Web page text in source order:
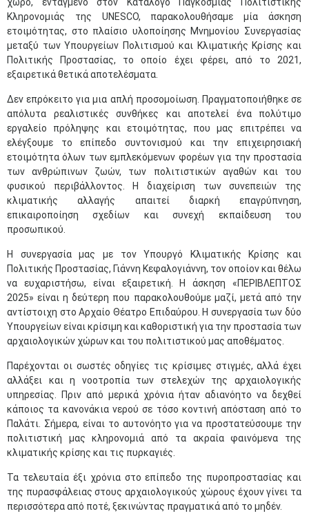
Κληρονομιάς της UNESCO, παρακολουθήσαμε μία άσκηση
ετοιμότητας, στο πλαίσιο υλοποίησης Μνημονίου Συνεργασίας
μεταξύ των Υπουργείων Πολιτισμού και Κλιματικής Κρίσης και
Πολιτικής Προστασίας, το οποίο έχει φέρει, από το 2021,
εξαιρετικά θετικά αποτελέσματα.
Δεν επρόκειτο για μια απλή προσομοίωση. Πραγματοποιήθηκε σε
απόλυτα ρεαλιστικές συνθήκες και αποτελεί ένα πολύτιμο
εργαλείο πρόληψης και ετοιμότητας, που μας επιτρέπει να
ελέγξουμε το επίπεδο συντονισμού και την επιχειρησιακή
ετοιμότητα όλων των εμπλεκόμενων φορέων για την προστασία
των ανθρώπινων ζωών, των πολιτιστικών αγαθών και του
φυσικού περιβάλλοντος. Η διαχείριση των συνεπειών της
κλιματικής αλλαγής απαιτεί διαρκή επαγρύπνηση,
επικαιροποίηση σχεδίων και συνεχή εκπαίδευση του
προσωπικού.
Η συνεργασία μας με τον Υπουργό Κλιματικής Κρίσης και
Πολιτικής Προστασίας, Γιάννη Κεφαλογιάννη, τον οποίον και θέλω
να ευχαριστήσω, είναι εξαιρετική. Η άσκηση «ΠΕΡΙΒΛΕΠΤΟΣ
2025» είναι η δεύτερη που παρακολουθούμε μαζί, μετά από την
αντίστοιχη στο Αρχαίο Θέατρο Επιδαύρου. Η συνεργασία των δύο
Υπουργείων είναι κρίσιμη και καθοριστική για την προστασία των
αρχαιολογικών χώρων και του πολιτιστικού μας αποθέματος.
Παρέχονται οι σωστές οδηγίες τις κρίσιμες στιγμές, αλλά έχει
αλλάξει και η νοοτροπία των στελεχών της αρχαιολογικής
υπηρεσίας. Πριν από μερικά χρόνια ήταν αδιανόητο να δεχθεί
κάποιος τα κανονάκια νερού σε τόσο κοντινή απόσταση από το
Παλάτι. Σήμερα, είναι το αυτονόητο για να προστατεύσουμε την
πολιτιστική μας κληρονομιά από τα ακραία φαινόμενα της
κλιματικής κρίσης και τις πυρκαγιές.
Τα τελευταία έξι χρόνια στο επίπεδο της πυροπροστασίας και
της πυρασφάλειας στους αρχαιολογικούς χώρους έχουν γίνει τα
περισσότερα από ποτέ, ξεκινώντας πραγματικά από το μηδέν.